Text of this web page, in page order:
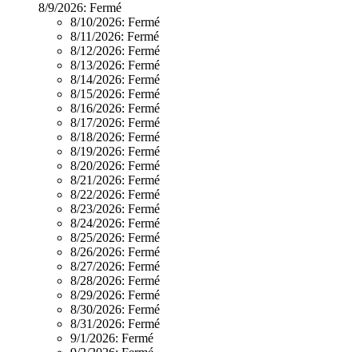
8/9/2026: Fermé
8/10/2026: Fermé
8/11/2026: Fermé
8/12/2026: Fermé
8/13/2026: Fermé
8/14/2026: Fermé
8/15/2026: Fermé
8/16/2026: Fermé
8/17/2026: Fermé
8/18/2026: Fermé
8/19/2026: Fermé
8/20/2026: Fermé
8/21/2026: Fermé
8/22/2026: Fermé
8/23/2026: Fermé
8/24/2026: Fermé
8/25/2026: Fermé
8/26/2026: Fermé
8/27/2026: Fermé
8/28/2026: Fermé
8/29/2026: Fermé
8/30/2026: Fermé
8/31/2026: Fermé
9/1/2026: Fermé